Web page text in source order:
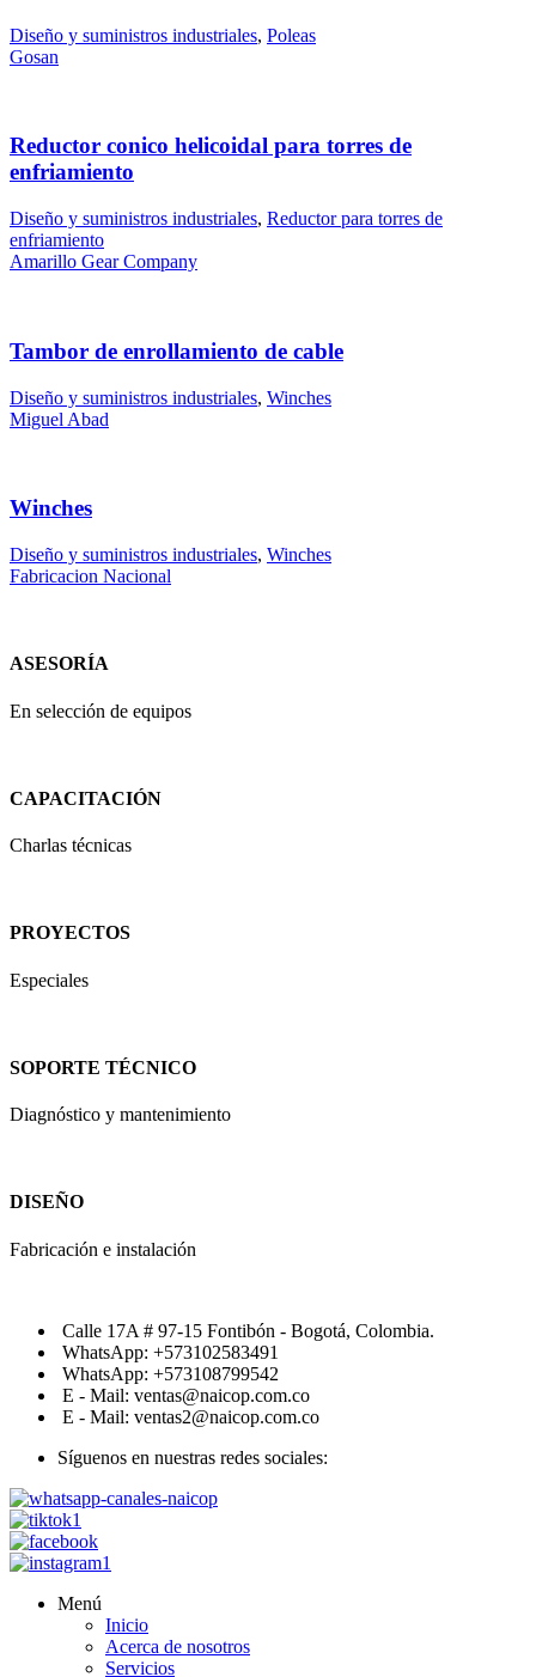
Diseño y suministros industriales, Poleas
Gosan
Reductor conico helicoidal para torres de
enfriamiento
Diseño y suministros industriales, Reductor para torres de
enfriamiento
Amarillo Gear Company
Tambor de enrollamiento de cable
Diseño y suministros industriales, Winches
Miguel Abad
Winches
Diseño y suministros industriales, Winches
Fabricacion Nacional
ASESORÍA
En selección de equipos
CAPACITACIÓN
Charlas técnicas
PROYECTOS
Especiales
SOPORTE TÉCNICO
Diagnóstico y mantenimiento
DISEÑO
Fabricación e instalación
Calle 17A # 97-15 Fontibón - Bogotá, Colombia.
WhatsApp: +573102583491
WhatsApp: +573108799542
E - Mail: ventas@naicop.com.co
E - Mail: ventas2@naicop.com.co
Síguenos en nuestras redes sociales:
Menú
Inicio
Acerca de nosotros
Servicios